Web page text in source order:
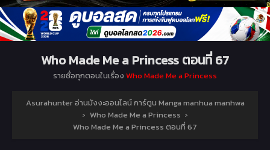
Who Made Me a Princess ตอนที่ 67
รายชื่อทุกตอนในเรื่อง Who Made Me a Princess
Asurahunter อ่านมังงะออนไลน์ การ์ตูน Manga manhua manhwa
› Who Made Me a Princess ›
Who Made Me a Princess ตอนที่ 67